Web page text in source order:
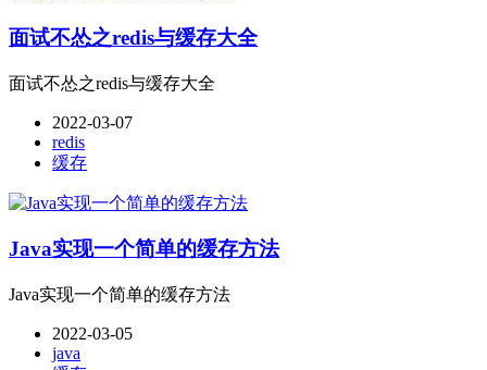
面试不怂之redis与缓存大全
面试不怂之redis与缓存大全
2022-03-07
redis
缓存
Java实现一个简单的缓存方法
Java实现一个简单的缓存方法
2022-03-05
java